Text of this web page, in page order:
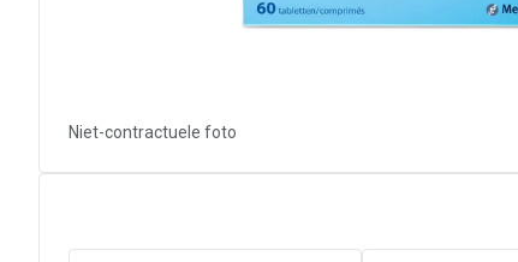
Niet-contractuele foto